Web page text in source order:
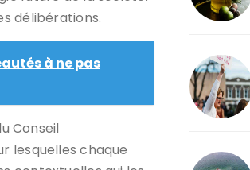
délibérations.
à ne pas
Conseil
lesquelles chaque